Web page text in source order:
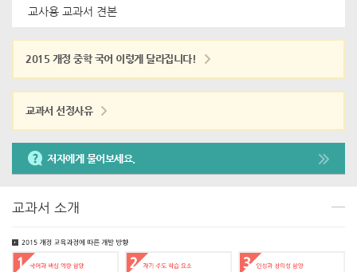
교사용 교과서 견본
2015 개정 중학 국어 이렇게 달라집니다!
교과서 선정사유
저자에게 물어보세요.
교과서 소개